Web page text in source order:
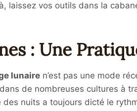
laissez vos outils dans la
: Une
lunaire n’est pas une mode
de nombreuses cultures à
des nuits a toujours dicté le